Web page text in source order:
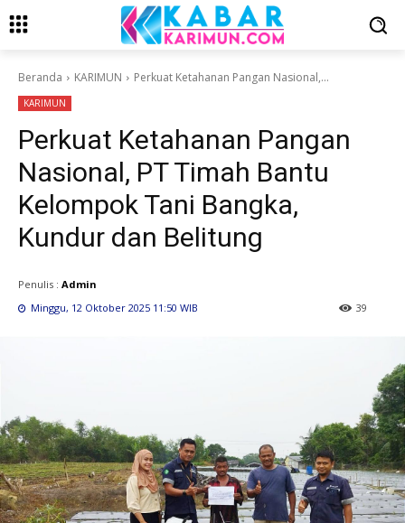
Beranda KARIMUN Perkuat Ketahanan Pangan Nasional,...
KARIMUN
Perkuat Ketahanan Pangan
Nasional, PT Timah Bantu
Kelompok Tani Bangka,
Kundur dan Belitung
Penulis : Admin
Minggu, 12 Oktober 2025 11:50 WIB
39